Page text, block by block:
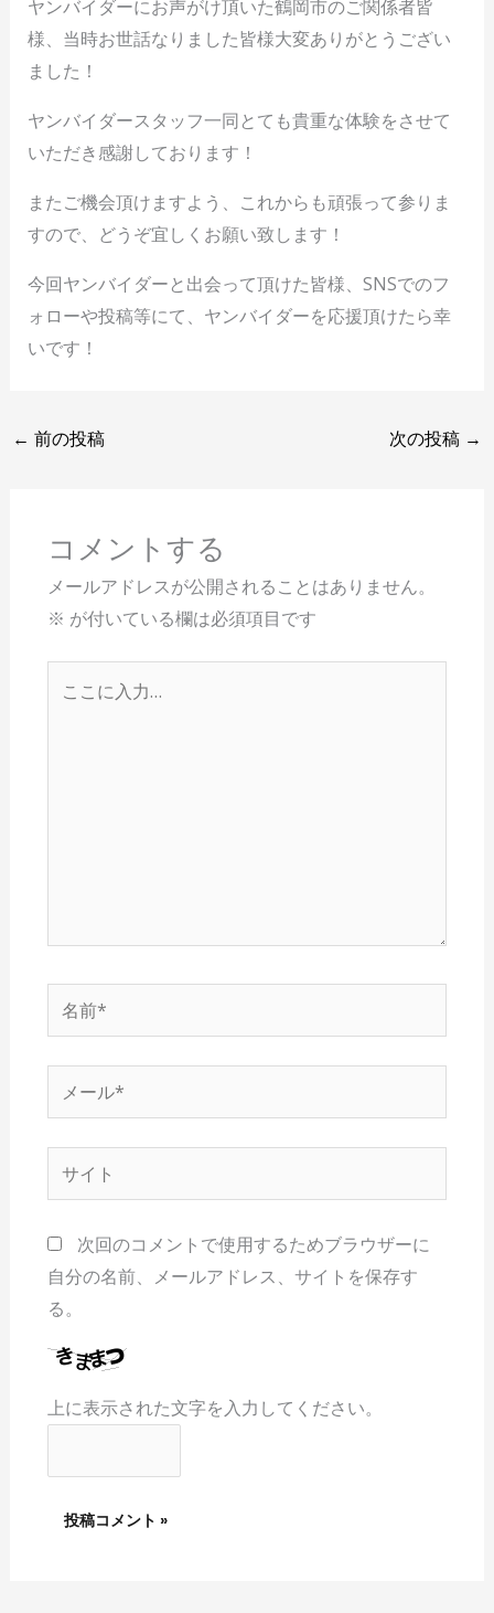
ヤンバイダーにお声がけ頂いた鶴岡市のご関係者皆
様、当時お世話なりました皆様大変ありがとうござい
ました！
ヤンバイダースタッフ一同とても貴重な体験をさせて
いただき感謝しております！
またご機会頂けますよう、これからも頑張って参りま
すので、どうぞ宜しくお願い致します！
今回ヤンバイダーと出会って頂けた皆様、SNSでのフ
ォローや投稿等にて、ヤンバイダーを応援頂けたら幸
いです！
← 前の投稿 次の投稿 →
コメントする
メールアドレスが公開されることはありません。
※ が付いている欄は必須項目です
前
*
ー
ル
イ
次回のコメントで使用するためブラウザーに
自分の名前、メールアドレス、サイトを保存す
る。
上に表示された文字を入力してください。